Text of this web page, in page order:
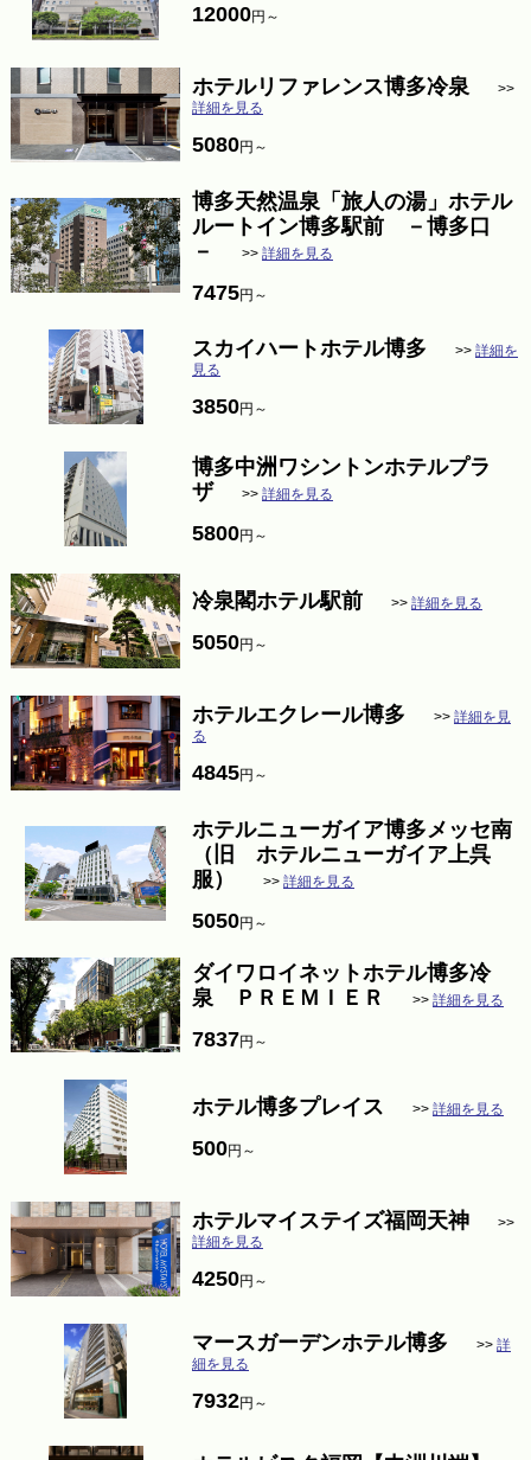
12000円～
ホテルリファレンス博多冷泉>>
詳細を見る
5080円～
博多天然温泉「旅人の湯」ホテル
ルートイン博多駅前 －博多口
－
>> 詳細を見る
7475円～
スカイハートホテル博多 >> 詳細を
見る
3850円～
博多中洲ワシントンホテルプラ
ザ >> 詳細を見る
5800円～
冷泉閣ホテル駅前 >> 詳細を見る
5050円～
ホテルエクレール博多 >> 詳細を見
る
4845円～
ホテルニューガイア博多メッセ南
（旧 ホテルニューガイア上呉
服）
>> 詳細を見る
5050円～
ダイワロイネットホテル博多冷
泉 ＰＲＥＭＩＥＲ
>> 詳細を見る
7837円～
ホテル博多プレイス >> 詳細を見る
500円～
ホテルマイステイズ福岡天神 >>
詳細を見る
4250円～
マースガーデンホテル博多 >> 詳
細を見る
7932円～